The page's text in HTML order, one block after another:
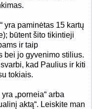
yra paminėtas 15 kartų
būtent šito tikintieji
ir taip
bei jo gyvenimo stilius.
kad Paulius ir kiti
tokiais.
„porneia“ arba
aktą“. Leiskite man